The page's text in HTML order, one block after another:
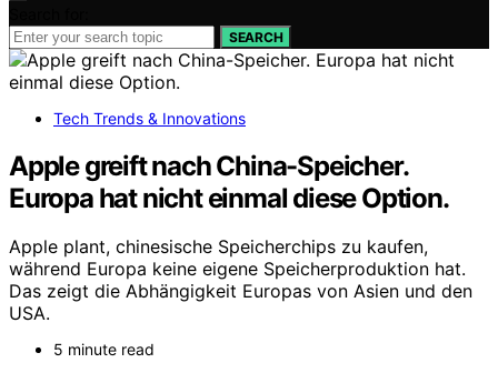
SEARCH
Tech Trends & Innovations
Apple greift nach China-Speicher.
Europa hat nicht einmal diese Option.
Apple plant, chinesische Speicherchips zu kaufen,
während Europa keine eigene Speicherproduktion hat.
Das zeigt die Abhängigkeit Europas von Asien und den
USA.
5 minute read